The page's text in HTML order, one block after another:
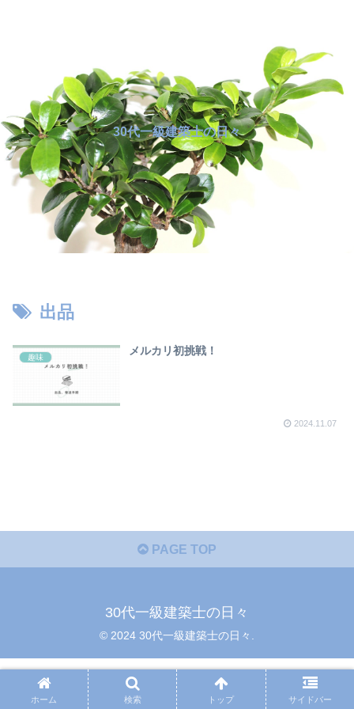
30代一級建築士の日々
出品
趣味
メルカリ初挑戦！
2024.11.07
PAGE TOP
30代一級建築士の日々
© 2024 30代一級建築士の日々.
ホーム 検索 トップ サイドバー